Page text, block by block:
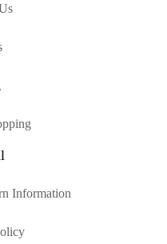
Information